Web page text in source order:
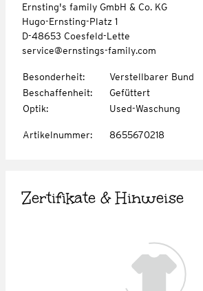
Ernsting's family GmbH & Co. KG
Hugo-Ernsting-Platz 1
D-48653 Coesfeld-Lette
service@ernstings-family.com
Besonderheit:
Verstellbarer Bund
Beschaffenheit:
Gefüttert
Optik: Used-Waschung
Artikelnummer: 8655670218
Zertifikate & Hinweise